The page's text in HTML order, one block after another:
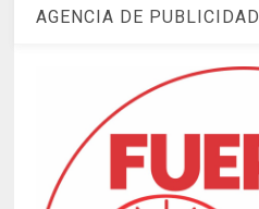
AGENCIA DE PUBLICIDAD